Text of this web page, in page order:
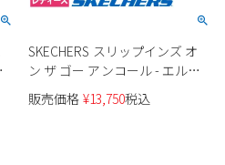
SKECHERS スリップインズ オ
ン ザ ゴー アンコール - エルサ
144841 レディース
販売価格 ¥13,750税込